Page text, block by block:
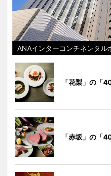
ANAインターコンチネンタル
「花梨」の「
「赤坂」の「